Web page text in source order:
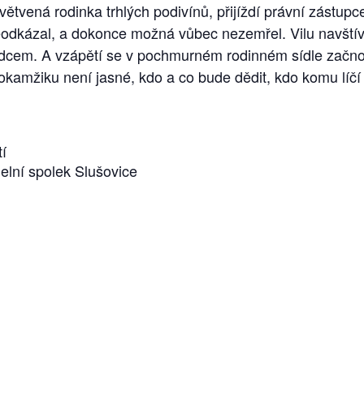
rodinka trhlých podivínů, přijíždí právní
a dokonce možná vůbec nezemřel. Vilu
A vzápětí se v pochmurném rodinném sídle
není jasné, kdo a co bude dědit, kdo komu
spolek Slušovice